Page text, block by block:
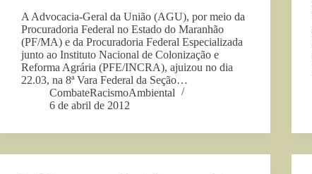
A Advocacia-Geral da União (AGU), por meio da
Procuradoria Federal no Estado do Maranhão
(PF/MA) e da Procuradoria Federal Especializada
junto ao Instituto Nacional de Colonização e
Reforma Agrária (PFE/INCRA), ajuizou no dia
22.03, na 8ª Vara Federal da Seção…
CombateRacismoAmbiental
6 de abril de 2012